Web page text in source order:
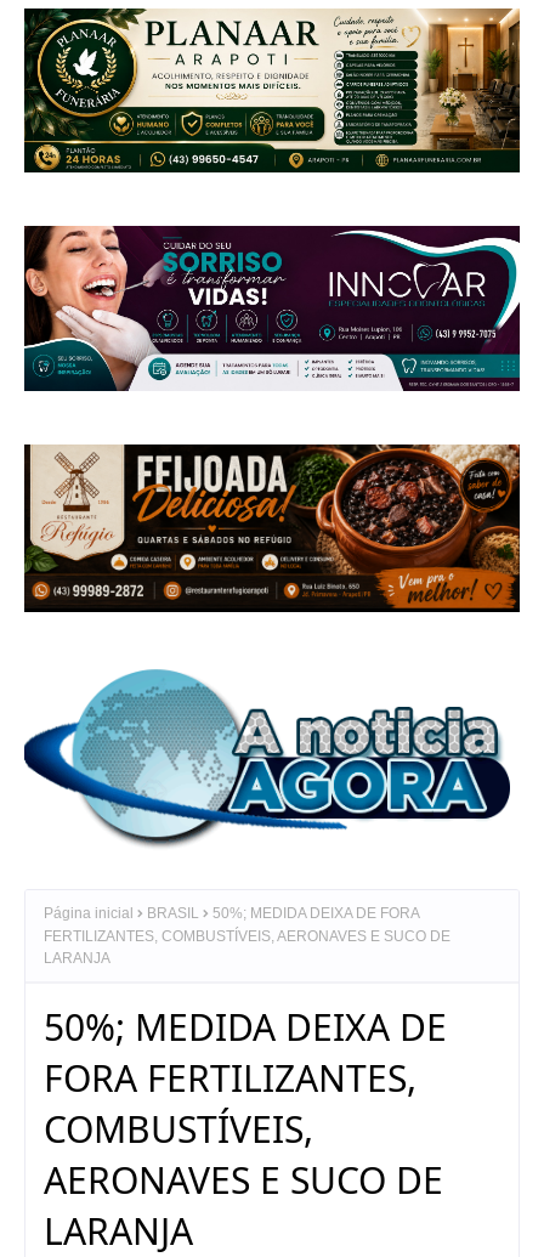
Página inicial BRASIL
50%; MEDIDA DEIXA DE FORA
FERTILIZANTES, COMBUSTÍVEIS, AERONAVES E SUCO DE
LARANJA
50%; MEDIDA DEIXA DE
FORA FERTILIZANTES,
COMBUSTÍVEIS,
AERONAVES E SUCO DE
LARANJA